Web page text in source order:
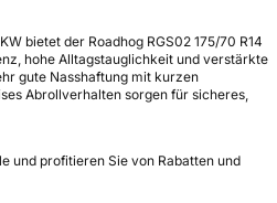
bietet der Roadhog RGS02 175/70 R14
hohe Alltagstauglichkeit und verstärkte
gute Nasshaftung mit kurzen
Abrollverhalten sorgen für sicheres,
und profitieren Sie von Rabatten und